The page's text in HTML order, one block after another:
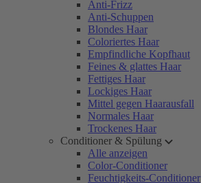
Anti-Frizz
Anti-Schuppen
Blondes Haar
Coloriertes Haar
Empfindliche Kopfhaut
Feines & glattes Haar
Fettiges Haar
Lockiges Haar
Mittel gegen Haarausfall
Normales Haar
Trockenes Haar
Conditioner & Spülung
Alle anzeigen
Color-Conditioner
Feuchtigkeits-Conditioner